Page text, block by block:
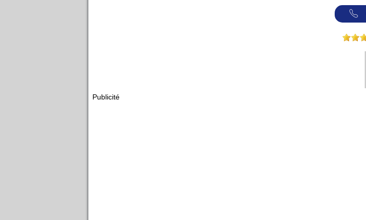
Publicité